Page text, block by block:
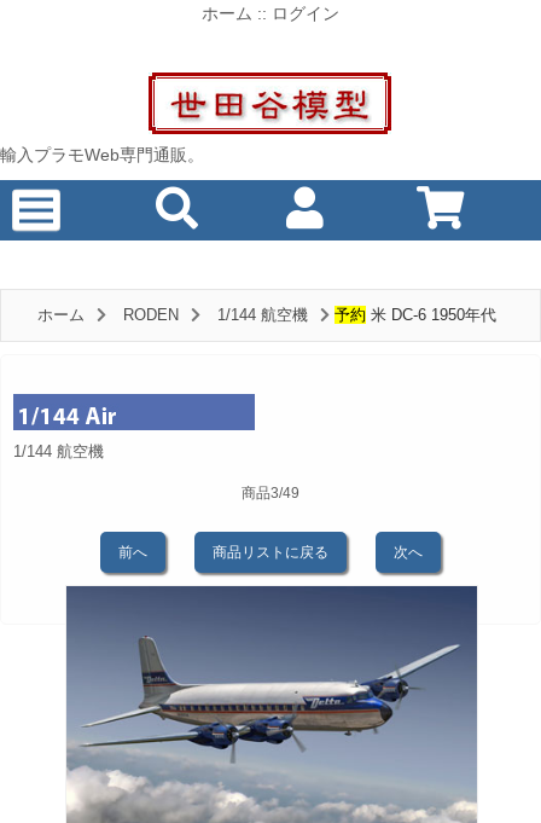
ホーム :: ログイン
輸入プラモWeb専門通販。
ホーム RODEN 1/144 航空機 予約 米 DC-6 1950年代
1/144 航空機
商品3/49
前へ 商品リストに戻る 次へ